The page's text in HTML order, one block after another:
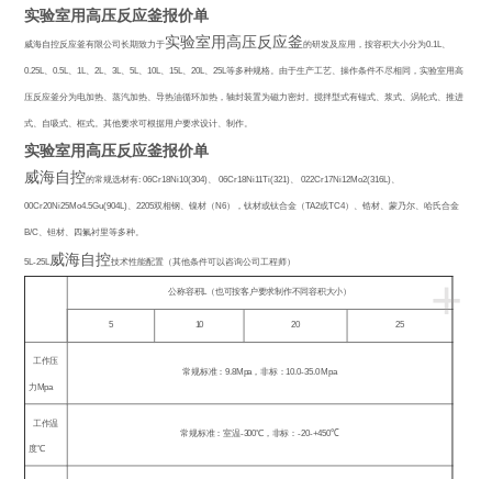
实验室用高压反应釜报价单
威海自控反应釜有限公司长期致力于实验室用高压反应釜的研发及应用，按容积大小分为0.1L、
0.25L、0.5L、1L、2L、3L、5L、10L、15L、20L、25L等多种规格。由于生产工艺、操作条件不尽相同，实验室用高
压反应釜分为电加热、蒸汽加热、导热油循环加热，轴封装置为磁力密封。搅拌型式有锚式、浆式、涡轮式、推进
式、自吸式、框式。其他要求可根据用户要求设计、制作。
实验室用高压反应釜报价单
威海自控的常规选材有: 06Cr18Ni10(304) 、06Cr18Ni11Ti(321) 、022Cr17Ni12Mo2(316L) 、
00Cr20Ni25Mo4.5Gu(904L) 、2205双相钢、镍材（ N6），钛材或钛合金（TA2或TC4）、锆材、蒙乃尔、哈氏合金
B/C、钽材、四氟衬里等多种。
5L-25L 威海自控技术性能配置（其他条件可以咨询公司工程师）
+
公称容积L （也可按客户要求制作不同容积大小）
5 10 20 25
工作压
力 Mpa
常规标准：9.8Mpa，非标：10.0-35.0 Mpa
工作温
度℃
常规标准：室温-300℃ ，非标：-20-+450℃